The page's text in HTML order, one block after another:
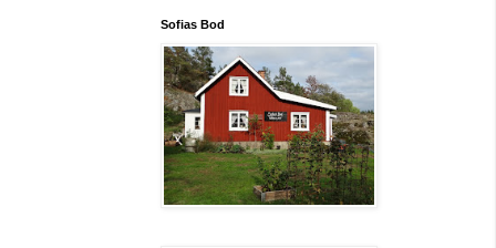
Sofias Bod